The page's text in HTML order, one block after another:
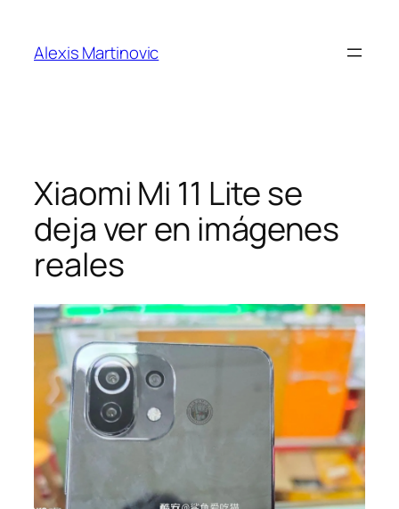
content
Alexis Martinovic
Xiaomi Mi 11 Lite se
deja ver en imágenes
reales